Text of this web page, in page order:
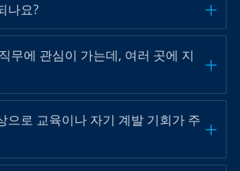
나요?
무에 관심이 가는데, 여러 곳에 지
으로 교육이나 자기 계발 기회가 주